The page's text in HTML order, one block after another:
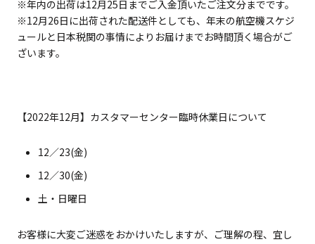
※年内の出荷は12月25日までご入金頂いたご注文分までです。
※12月26日に出荷された配送件としても、年末の航空機スケジ
ュールと日本税関の事情によりお届けまでお時間頂く場合がご
ざいます。
【2022年12月】カスタマーセンター臨時休業日について
12／23(金)
12／30(金)
土・日曜日
お客様に大変ご迷惑をおかけいたしますが、ご理解の程、宜し